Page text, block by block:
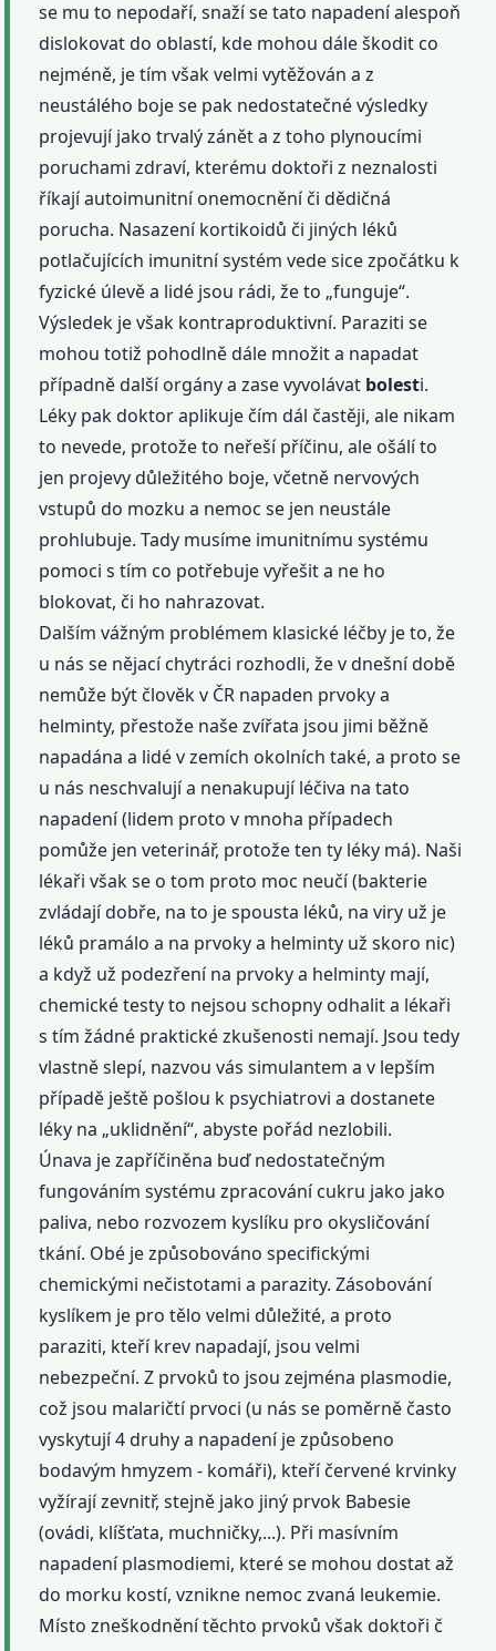
se mu to nepodaří, snaží se tato napadení alespoň
dislokovat do oblastí, kde mohou dále škodit co
nejméně, je tím však velmi vytěžován a z
neustálého boje se pak nedostatečné výsledky
projevují jako trvalý zánět a z toho plynoucími
poruchami zdraví, kterému doktoři z neznalosti
říkají autoimunitní onemocnění či dědičná
porucha. Nasazení kortikoidů či jiných léků
potlačujících imunitní systém vede sice zpočátku k
fyzické úlevě a lidé jsou rádi, že to „funguje“.
Výsledek je však kontraproduktivní. Paraziti se
mohou totiž pohodlně dále množit a napadat
případně další orgány a zase vyvolávat bolesti.
Léky pak doktor aplikuje čím dál častěji, ale nikam
to nevede, protože to neřeší příčinu, ale ošálí to
jen projevy důležitého boje, včetně nervových
vstupů do mozku a nemoc se jen neustále
prohlubuje. Tady musíme imunitnímu systému
pomoci s tím co potřebuje vyřešit a ne ho
blokovat, či ho nahrazovat.
Dalším vážným problémem klasické léčby je to, že
u nás se nějací chytráci rozhodli, že v dnešní době
nemůže být člověk v ČR napaden prvoky a
helminty, přestože naše zvířata jsou jimi běžně
napadána a lidé v zemích okolních také, a proto se
u nás neschvalují a nenakupují léčiva na tato
napadení (lidem proto v mnoha případech
pomůže jen veterinář, protože ten ty léky má). Naši
lékaři však se o tom proto moc neučí (bakterie
zvládají dobře, na to je spousta léků, na viry už je
léků pramálo a na prvoky a helminty už skoro nic)
a když už podezření na prvoky a helminty mají,
chemické testy to nejsou schopny odhalit a lékaři
s tím žádné praktické zkušenosti nemají. Jsou tedy
vlastně slepí, nazvou vás simulantem a v lepším
případě ještě pošlou k psychiatrovi a dostanete
léky na „uklidnění“, abyste pořád nezlobili.
Únava je zapříčiněna buď nedostatečným
fungováním systému zpracování cukru jako jako
paliva, nebo rozvozem kyslíku pro okysličování
tkání. Obé je způsobováno specifickými
chemickými nečistotami a parazity. Zásobování
kyslíkem je pro tělo velmi důležité, a proto
paraziti, kteří krev napadají, jsou velmi
nebezpeční. Z prvoků to jsou zejména plasmodie,
což jsou malaričtí prvoci (u nás se poměrně často
vyskytují 4 druhy a napadení je způsobeno
bodavým hmyzem - komáři), kteří červené krvinky
vyžírají zevnitř, stejně jako jiný prvok Babesie
(ovádi, klíšťata, muchničky,...). Při masívním
napadení plasmodiemi, které se mohou dostat až
do morku kostí, vznikne nemoc zvaná leukemie.
Místo zneškodnění těchto prvoků však doktoři č